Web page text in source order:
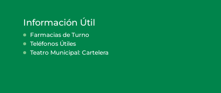
Información Útil
Farmacias de Turno
Teléfonos Útiles
Teatro Municipal: Cartelera